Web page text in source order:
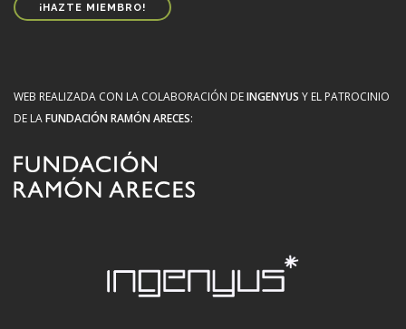
¡HAZTE MIEMBRO!
WEB REALIZADA CON LA COLABORACIÓN DEINGENYUS Y EL PATROCINIO
DE LAFUNDACIÓN RAMÓN ARECES: